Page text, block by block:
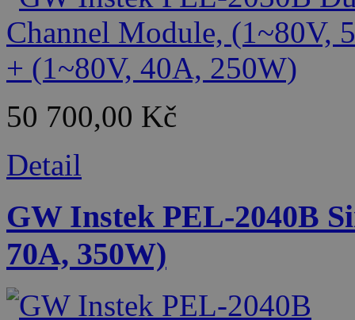
50 700,00 Kč
Detail
GW Instek PEL-2040B
70A, 350W)